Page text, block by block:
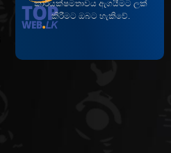
කාර්යක්ෂමතාවය ඇගයීමට ලක්
කිරීමට ඔබට හැකිවේ.